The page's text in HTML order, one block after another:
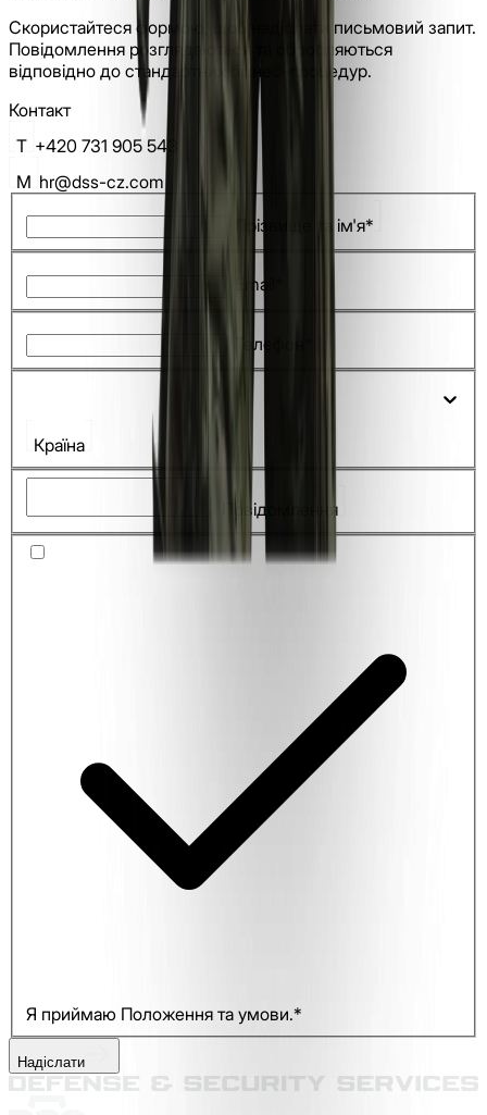
Скористайтеся формою, щоб надіслати письмовий запит.
Повідомлення розглядаються та обробляються
відповідно до стандартних бізнес-процедур.
Контакт
T +420 731 905 543
M hr@dss-cz.com
Прізвище та ім'я*
Email*
Телефон*
Країна
Повідомлення
Я приймаю Положення та умови.*
Надіслати